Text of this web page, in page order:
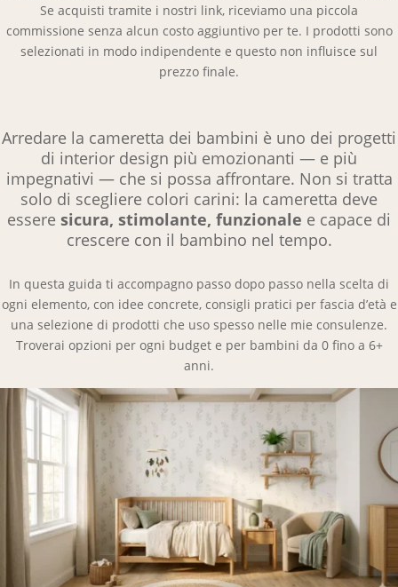
Se acquisti tramite i nostri link, riceviamo una piccola
commissione senza alcun costo aggiuntivo per te. I prodotti sono
selezionati in modo indipendente e questo non influisce sul
prezzo finale.
Arredare la cameretta dei bambini è uno dei progetti
di interior design più emozionanti — e più
impegnativi — che si possa affrontare. Non si tratta
solo di scegliere colori carini: la cameretta deve
essere sicura, stimolante, funzionale e capace di
crescere con il bambino nel tempo.
In questa guida ti accompagno passo dopo passo nella scelta di
ogni elemento, con idee concrete, consigli pratici per fascia d’età e
una selezione di prodotti che uso spesso nelle mie consulenze.
Troverai opzioni per ogni budget e per bambini da 0 fino a 6+
anni.